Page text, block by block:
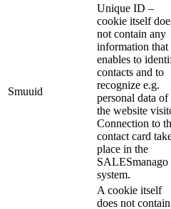
Smuuid
Unique ID –
cookie itself
not contain any
information that
enables to
contacts and to
recognize e.g.
personal data of
the website
Connection to
contact card
place in the
SALESmanago
system.
A cookie itself
does not contain